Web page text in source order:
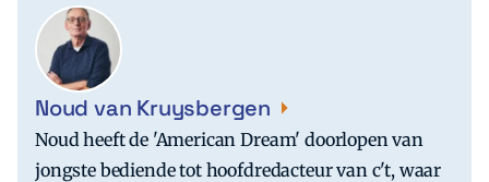
Noud van Kruysbergen
Noud heeft de 'American Dream' doorlopen van
jongste bediende tot hoofdredacteur van c't, waar